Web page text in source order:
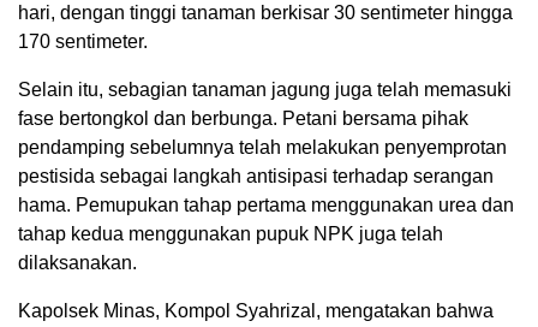
hari, dengan tinggi tanaman berkisar 30 sentimeter hingga
170 sentimeter.
Selain itu, sebagian tanaman jagung juga telah memasuki
fase bertongkol dan berbunga. Petani bersama pihak
pendamping sebelumnya telah melakukan penyemprotan
pestisida sebagai langkah antisipasi terhadap serangan
hama. Pemupukan tahap pertama menggunakan urea dan
tahap kedua menggunakan pupuk NPK juga telah
dilaksanakan.
Kapolsek Minas, Kompol Syahrizal, mengatakan bahwa